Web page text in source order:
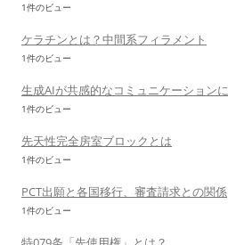
1件のビュー
ケラチンとは？中間系フィラメント
1件のビュー
生成AIが共感的なコミュニケーション
1件のビュー
先天性完全房室ブロックとは
1件のビュー
PCT出願と各国移行、審査請求との関係
1件のビュー